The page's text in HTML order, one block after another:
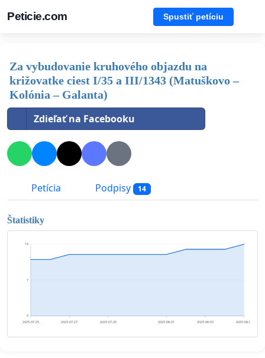
Peticie.com Spustiť petíciu
Za vybudovanie kruhového objazdu na
križovatke ciest I/35 a III/1343 (Matuškovo –
Kolónia – Galanta)
Zdieľať na Facebooku
Petícia Podpisy 14
Štatistiky
0
7
14
2025-07-25 2025-07-27 2025-07-29 2025-08-01 2025-08-03 2025-08-05